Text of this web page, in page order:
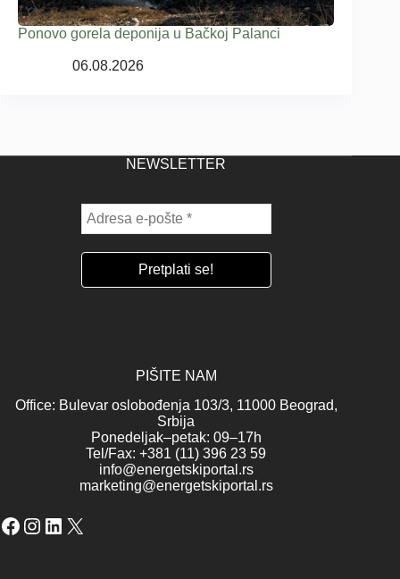
Ponovo gorela deponija u Bačkoj Palanci
06.08.2026
NEWSLETTER
PIŠITE NAM
Office: Bulevar oslobođenja 103/3, 11000 Beograd,
Srbija
Ponedeljak–petak: 09–17h
Tel/Fax: +381 (11) 396 23 59
info@energetskiportal.rs
marketing@energetskiportal.rs
Facebook
Instagram
LinkedIn
X